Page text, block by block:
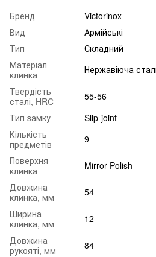
Бренд
Victorinox
Вид
Армійські
Тип
Складний
Матеріал
клинка
Нержавіюча
Твердість
сталі, HRC
55-56
Тип замку
Slip-joint
Кількість
предметів
9
Поверхня
клинка
Mirror Polish
Довжина
клинка, мм
54
Ширина
клинка, мм
12
Довжина
рукояті, мм
84